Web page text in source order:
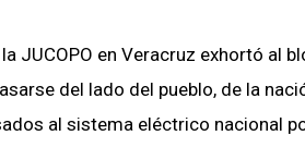
JUCOPO en Veracruz exhortó al
del lado del pueblo, de la
al sistema eléctrico nacional